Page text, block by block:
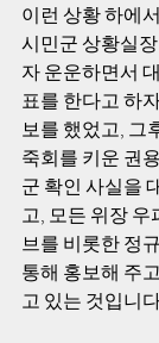
이런 상황 하에
시민군 상황실
자 운운하면서
표를 한다고 하
보를 했었고, 그
죽회를 키운 권
군 확인 사실을
고, 모든 위장
브를 비롯한 정
통해 홍보해 주
고 있는 것입니